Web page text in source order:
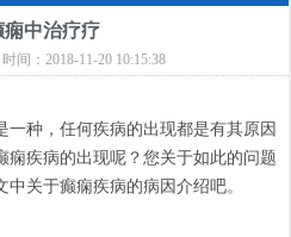
痫中治疗疗
时间：2018-11-20 10:15:38
种，任何疾病的出现都是有其原因
痫疾病的出现呢？您关于如此的问题
关于癫痫疾病的病因介绍吧。